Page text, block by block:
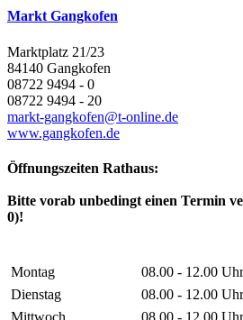
Markt Gangkofen
Marktplatz 21/23
84140 Gangkofen
08722 9494 - 0
08722 9494 - 20
markt-gangkofen@t-online.de
www.gangkofen.de
Öffnungszeiten Rathaus:
Bitte vorab unbedingt einen Termin
0)!
Montag 08.00 - 12.00 Uhr
Dienstag
08.00 - 12.00 Uhr